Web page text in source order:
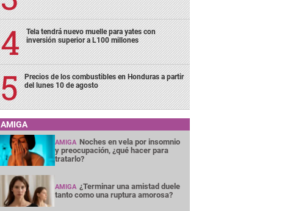
Tela tendrá nuevo muelle para yates con
inversión superior a L100 millones
Precios de los combustibles en Honduras a partir
del lunes 10 de agosto
AMIGA
AMIGA Noches en vela por insomnio
y preocupación, ¿qué hacer para
tratarlo?
AMIGA ¿Terminar una amistad duele
tanto como una ruptura amorosa?